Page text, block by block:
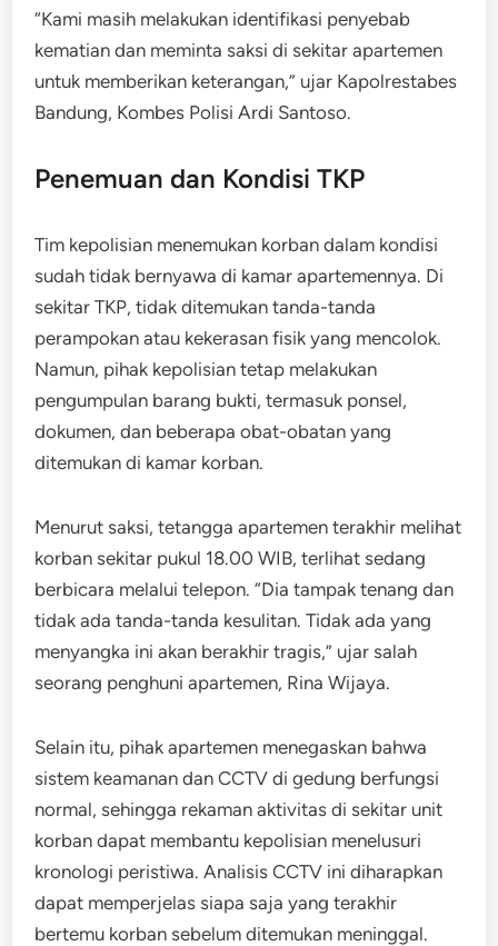
“Kami masih melakukan identifikasi penyebab
kematian dan meminta saksi di sekitar apartemen
untuk memberikan keterangan,” ujar Kapolrestabes
Bandung, Kombes Polisi Ardi Santoso.
Penemuan dan Kondisi TKP
Tim kepolisian menemukan korban dalam kondisi
sudah tidak bernyawa di kamar apartemennya. Di
sekitar TKP, tidak ditemukan tanda-tanda
perampokan atau kekerasan fisik yang mencolok.
Namun, pihak kepolisian tetap melakukan
pengumpulan barang bukti, termasuk ponsel,
dokumen, dan beberapa obat-obatan yang
ditemukan di kamar korban.
Menurut saksi, tetangga apartemen terakhir melihat
korban sekitar pukul 18.00 WIB, terlihat sedang
berbicara melalui telepon. “Dia tampak tenang dan
tidak ada tanda-tanda kesulitan. Tidak ada yang
menyangka ini akan berakhir tragis,” ujar salah
seorang penghuni apartemen, Rina Wijaya.
Selain itu, pihak apartemen menegaskan bahwa
sistem keamanan dan CCTV di gedung berfungsi
normal, sehingga rekaman aktivitas di sekitar unit
korban dapat membantu kepolisian menelusuri
kronologi peristiwa. Analisis CCTV ini diharapkan
dapat memperjelas siapa saja yang terakhir
bertemu korban sebelum ditemukan meninggal.